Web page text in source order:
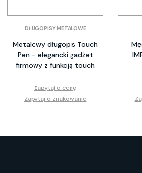
DŁUGOPISY METALOWE
Metalowy długopis Touch
Pen – elegancki gadżet
firmowy z funkcją touch
Zapytaj o cenę
Zapytaj o znakowanie